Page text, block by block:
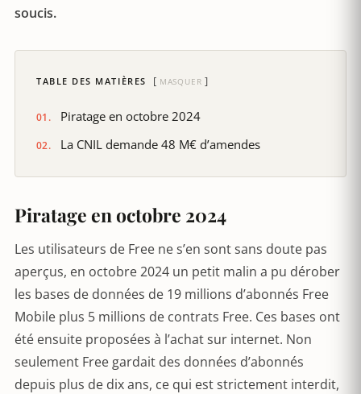
soucis.
TABLE DES MATIÈRES MASQUER
Piratage en octobre 2024
La CNIL demande 48 M€ d’amendes
Piratage en octobre 2024
Les utilisateurs de Free ne s’en sont sans doute pas
aperçus, en octobre 2024 un petit malin a pu dérober
les bases de données de 19 millions d’abonnés Free
Mobile plus 5 millions de contrats Free. Ces bases ont
été ensuite proposées à l’achat sur internet. Non
seulement Free gardait des données d’abonnés
depuis plus de dix ans, ce qui est strictement interdit,